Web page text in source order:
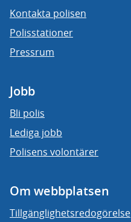
Kontakta polisen
Polisstationer
Pressrum
Jobb
Bli polis
Lediga jobb
Polisens volontärer
Om webbplatsen
Tillgänglighetsredogörelse